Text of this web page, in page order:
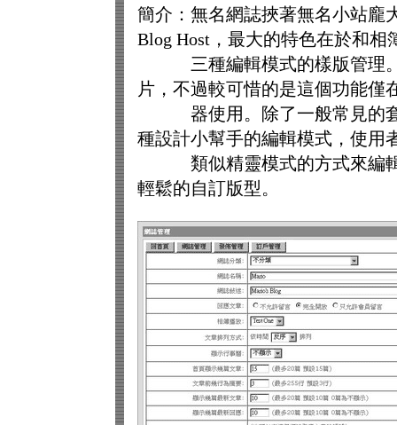
簡介：無名網誌挾著無名小站龐
Blog Host，最大的特色在於和相
三種編輯模式的樣版管理。
片，不過較可惜的是這個功能僅
器使用。除了一般常見的套
種設計小幫手的編輯模式，使用
類似精靈模式的方式來編輯
輕鬆的自訂版型。